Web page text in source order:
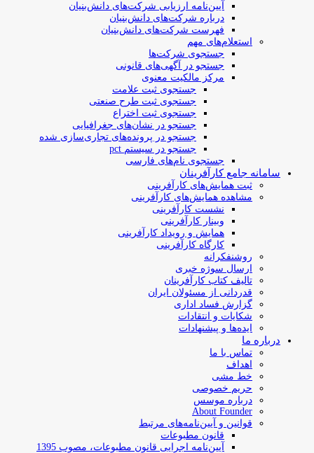
آیین‌نامه ارزیابی شرکت‌های دانش‌بنیان
درباره شرکت‌های دانش‌بنیان
فهرست شرکت‌های دانش‌بنیان
استعلام‌های مهم
جستجوی شرکت‌ها
جستجو در آگهی‌های قانونی
مرکز مالکیت معنوی
جستجوی ثبت علامت
جستجوی ثبت طرح صنعتی
جستجوی ثبت اختراع
جستجو در نشان‌های جغرافیایی
جستجو در پرونده‌های تجاری‌سازی شده
جستجو در سیستم pct
جستجوی نام‌های فارسی
سامانه جامع کارآفرینان
ثبت همایش‌های کارآفرینی
مشاهده همایش‌های کارآفرینی
نشست کارآفرینی
وبینار کارآفرینی
همایش و رویداد کارآفرینی
کارگاه کارآفرینی
روشنفکرانه
ارسال سوژه‌ خبری
تالیف کتاب کارآفرینان
قدردانی از مسئولان ایران
گزارش فساد اداری
شکایات و انتقادات
ایده‌ها و پیشنهادات
درباره ما
تماس با ما
اهداف
خط مشی
حریم خصوصی
درباره موسس
About Founder
قوانین و آیین‌نامه‌های مرتبط
‌قانون مطبوعات
آیین‌نامه اجرایی قانون مطبوعات، مصوب 1395